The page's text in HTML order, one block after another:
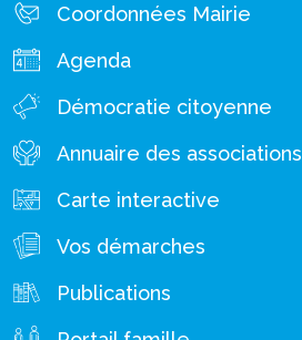
Coordonnées Mairie
Agenda
Démocratie citoyenne
Annuaire des associations
Carte interactive
Vos démarches
Publications